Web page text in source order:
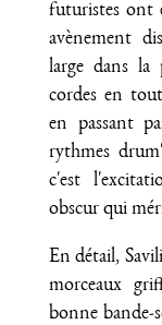
futuristes ont
avènement
large dans la
cordes en
en passant
rythmes
c'est
obscur qui
En détail,
morceaux
bonne bande-